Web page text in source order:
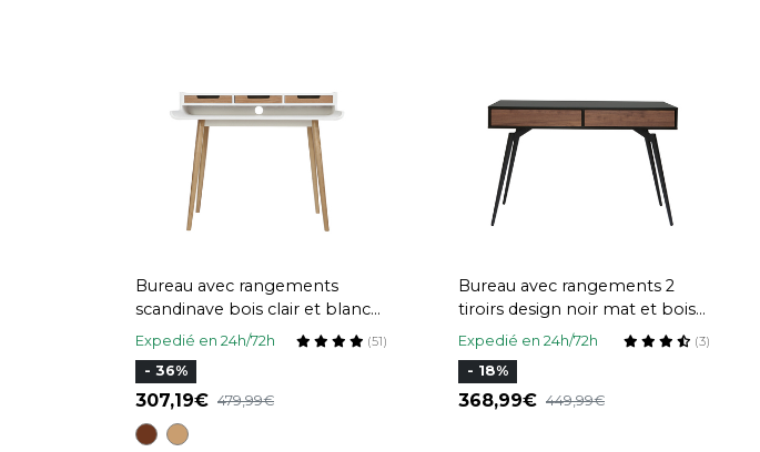
Bureau avec rangements
scandinave bois clair et blanc
L110 cm OPUS
Expedié en 24h/72h (51)
- 36%
307,19 479,99
Bureau avec rangements 2
tiroirs design noir mat et bois
foncé noyer L120 cm TRIPOLI
Expedié en 24h/72h (3)
- 18%
368,99 449,99